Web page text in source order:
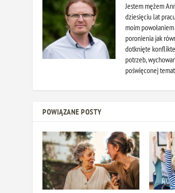
Jestem mężem
dziesięciu lat
moim
poronienia jak
dotknięte
potrzeb,
poświęconej
POWIĄZANE POSTY